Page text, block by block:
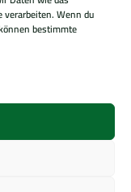
Wenn du
bestimmte